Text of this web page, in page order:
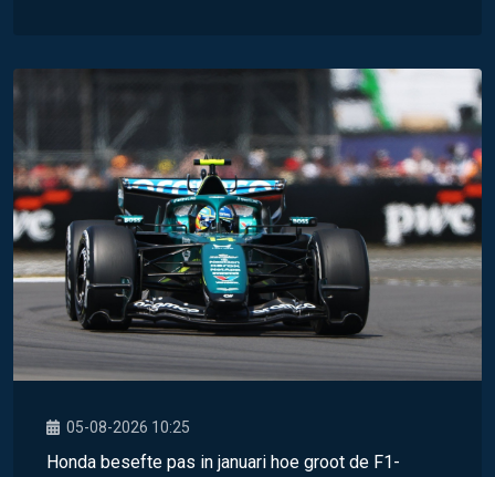
05-08-2026 10:25
Honda besefte pas in januari hoe groot de F1-